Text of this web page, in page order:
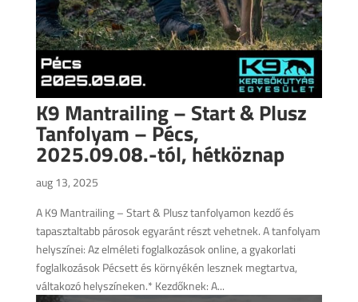
K9 Mantrailing – Start & Plusz
Tanfolyam – Pécs,
2025.09.08.-tól, hétköznap
aug 13, 2025
A K9 Mantrailing – Start & Plusz tanfolyamon kezdő és
tapasztaltabb párosok egyaránt részt vehetnek. A tanfolyam
helyszínei: Az elméleti foglalkozások online, a gyakorlati
foglalkozások Pécsett és környékén lesznek megtartva,
váltakozó helyszíneken.* Kezdőknek: A...